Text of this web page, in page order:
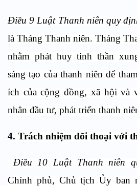
Điều 9 Luật Thanh niênquy
là Tháng Thanh niên. Tháng
nhằm phát huy tinh thần
sáng tạo của thanh niên để
ích của cộng đồng, xã hội và
nhân đầu tư, phát triển thanh
4. Trách nhiệm đối thoại với
Điều 10 Luật Thanh niên
Chính phủ, Chủ tịch Ủy ban